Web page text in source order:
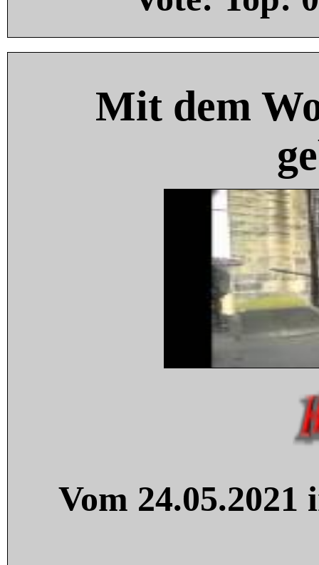
Mit dem
Vom